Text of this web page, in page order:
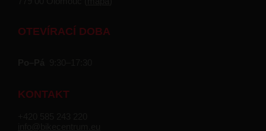
OTEVÍRACÍ DOBA
KONTAKT